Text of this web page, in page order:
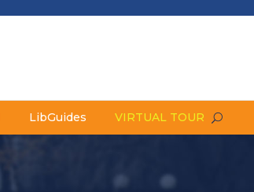
LibGuides VIRTUAL TOUR